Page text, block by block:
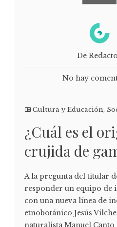
De
No hay
Cultura y Educación,
¿Cuál es el
crujida de
A la pregunta del titular
responder un equipo de
con una nueva línea de
etnobotánico Jesús
naturalista Manuel